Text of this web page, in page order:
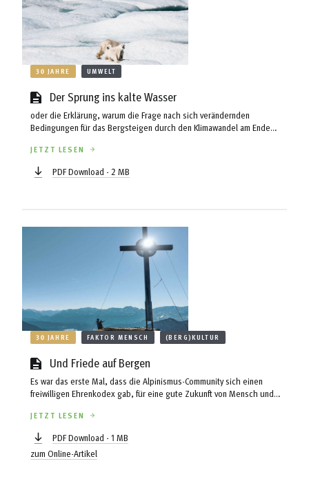
30 JAHRE UMWELT
Der Sprung ins kalte Wasser
oder die Erklärung, warum die Frage nach sich verändernden
Bedingungen für das Bergsteigen durch den Klimawandel am Ende
JETZT LESEN
PDF Download - 2 MB
30 JAHRE FAKTOR MENSCH (BERG)KULTUR
Und Friede auf Bergen
Es war das erste Mal, dass die Alpinismus-Community sich einen
freiwilligen Ehrenkodex gab, für eine gute Zukunft von Mensch und
wäre sie heute nicht wichtiger denn je?
JETZT LESEN
PDF Download - 1 MB
zum Online-Artikel